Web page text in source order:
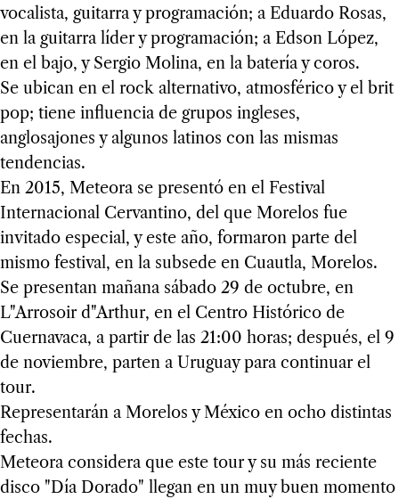
vocalista, guitarra y programación; a Eduardo Rosas,
en la guitarra líder y programación; a Edson López,
en el bajo, y Sergio Molina, en la batería y coros.
Se ubican en el rock alternativo, atmosférico y el brit
pop; tiene influencia de grupos ingleses,
anglosajones y algunos latinos con las mismas
tendencias.
En 2015, Meteora se presentó en el Festival
Internacional Cervantino, del que Morelos fue
invitado especial, y este año, formaron parte del
mismo festival, en la subsede en Cuautla, Morelos.
Se presentan mañana sábado 29 de octubre, en
L"Arrosoir d"Arthur, en el Centro Histórico de
Cuernavaca, a partir de las 21:00 horas; después, el 9
de noviembre, parten a Uruguay para continuar el
tour.
Representarán a Morelos y México en ocho distintas
fechas.
Meteora considera que este tour y su más reciente
disco "Día Dorado" llegan en un muy buen momento